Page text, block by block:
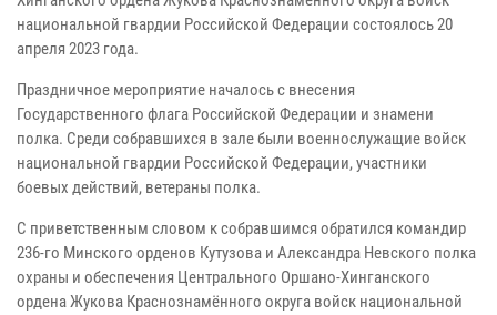
национальной гвардии Российской Федерации состоялось 20
апреля 2023 года.
Праздничное мероприятие началось с внесения
Государственного флага Российской Федерации и знамени
полка. Среди собравшихся в зале были военнослужащие войск
национальной гвардии Российской Федерации, участники
боевых действий, ветераны полка.
С приветственным словом к собравшимся обратился командир
236-го Минского орденов Кутузова и Александра Невского полка
охраны и обеспечения Центрального Оршано-Хинганского
ордена Жукова Краснознамённого округа войск национальной